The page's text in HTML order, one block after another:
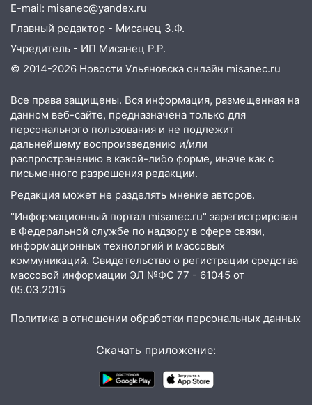
20:10
Во время урагана в Ульяновске на
Волге перевернулась лодка
19:55 В Ульяновске упавшее дерево
заблокировало в машине двух женщин
17:15 В Ульяновской области
ремонтируют девять мостов: один уже
готов, ещё два — почти завершены
17:00 «Ульяновскалипсис»: последствия
урагана 8 августа
16:38
Прогноз погоды в Ульяновской
области на 9 августа
16:34 Из-за мощной непогоды в
Ульяновске отменили фестиваль «Наше
время»
16:17 Мелекесский район первым в
Ульяновской области намолотил более
100 тысяч тонн зерна
В колледжи и техникумы
Ульяновской области подали более 10
тысяч заявлений
E-mail: misanec@yandex.ru
Главный редактор - Мисанец З.Ф.
Учредитель - ИП Мисанец Р.Р.
© 2014-2026 Новости Ульяновска онлайн misanec.ru
Все права защищены. Вся информация, размещенная на
данном веб-сайте, предназначена только для
персонального пользования и не подлежит
дальнейшему воспроизведению и/или
распространению в какой-либо форме, иначе как с
письменного разрешения редакции.
Редакция может не разделять мнение авторов.
"Информационный портал misanec.ru" зарегистрирован
в Федеральной службе по надзору в сфере связи,
информационных технологий и массовых
коммуникаций. Свидетельство о регистрации средства
массовой информации ЭЛ №ФС 77 - 61045 от
05.03.2015
Политика в отношении обработки персональных данных
Скачать приложение: